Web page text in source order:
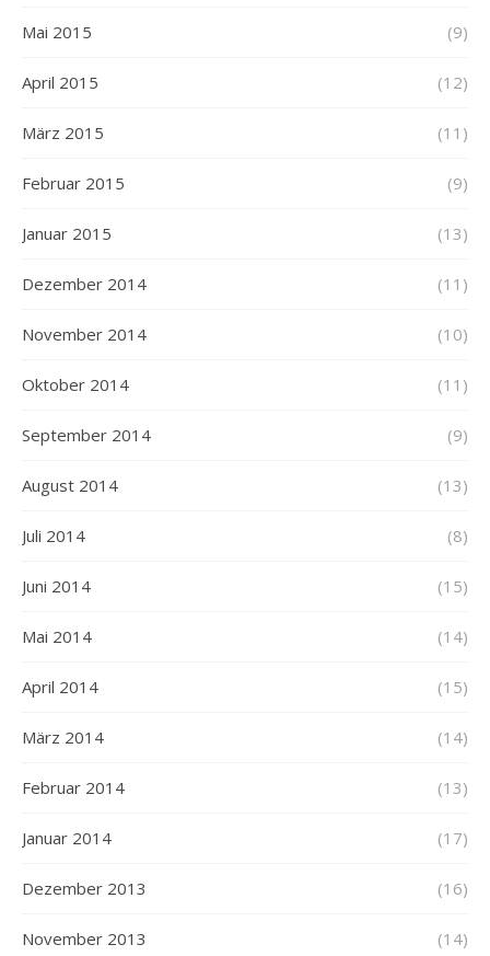
Mai 2015 (9)
April 2015 (12)
März 2015 (11)
Februar 2015 (9)
Januar 2015 (13)
Dezember 2014 (11)
November 2014 (10)
Oktober 2014 (11)
September 2014 (9)
August 2014 (13)
Juli 2014 (8)
Juni 2014 (15)
Mai 2014 (14)
April 2014 (15)
März 2014 (14)
Februar 2014 (13)
Januar 2014 (17)
Dezember 2013 (16)
November 2013 (14)